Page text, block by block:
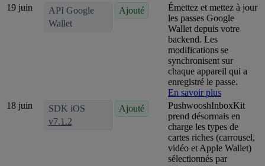
19 juin
API Google
Wallet
Ajouté
Émettez et mettez à jour
les passes Google
Wallet depuis votre
backend. Les
modifications se
synchronisent sur
chaque appareil qui a
enregistré le passe.
En savoir plus
18 juin
SDK iOS
v7.1.2
Ajouté
PushwooshInboxKit
prend désormais en
charge les types de
cartes riches (carrousel,
vidéo et Apple Wallet)
sélectionnés par